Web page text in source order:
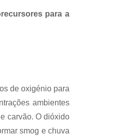
para a
de oxigénio para
ambientes
carvão. O dióxido
smog e chuva